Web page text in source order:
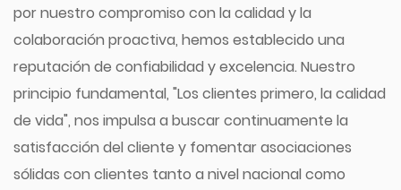
por nuestro compromiso con la calidad y la
colaboración proactiva, hemos establecido una
reputación de confiabilidad y excelencia. Nuestro
principio fundamental, "Los clientes primero, la calidad
de vida", nos impulsa a buscar continuamente la
satisfacción del cliente y fomentar asociaciones
sólidas con clientes tanto a nivel nacional como